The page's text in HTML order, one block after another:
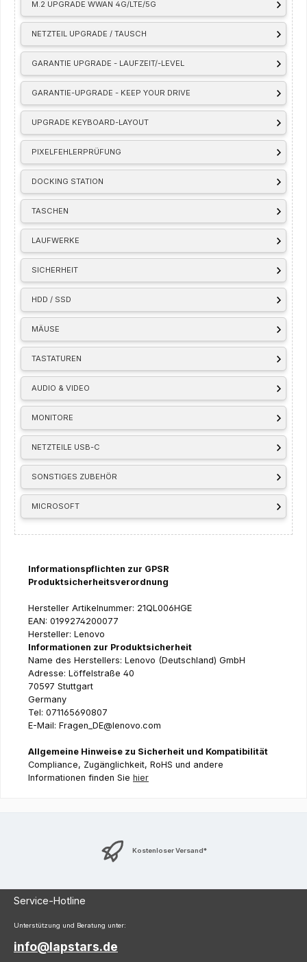
M.2 UPGRADE WWAN 4G/LTE/5G
NETZTEIL UPGRADE / TAUSCH
GARANTIE UPGRADE - LAUFZEIT/-LEVEL
GARANTIE-UPGRADE - KEEP YOUR DRIVE
UPGRADE KEYBOARD-LAYOUT
PIXELFEHLERPRÜFUNG
DOCKING STATION
TASCHEN
LAUFWERKE
SICHERHEIT
HDD / SSD
MÄUSE
TASTATUREN
AUDIO & VIDEO
MONITORE
NETZTEILE USB-C
SONSTIGES ZUBEHÖR
MICROSOFT
Informationspflichten zur GPSR
Produktsicherheitsverordnung
Hersteller Artikelnummer: 21QL006HGE
EAN: 0199274200077
Hersteller: Lenovo
Informationen zur Produktsicherheit
Name des Herstellers: Lenovo (Deutschland) GmbH
Adresse: Löffelstraße 40
70597 Stuttgart
Germany
Tel: 071165690807
E-Mail: Fragen_DE@lenovo.com
Allgemeine Hinweise zu Sicherheit und Kompatibilität
Compliance, Zugänglichkeit, RoHS und andere
Informationen finden Sie hier
Kostenloser Versand*
Service-Hotline
Unterstützung und Beratung unter:
info@lapstars.de